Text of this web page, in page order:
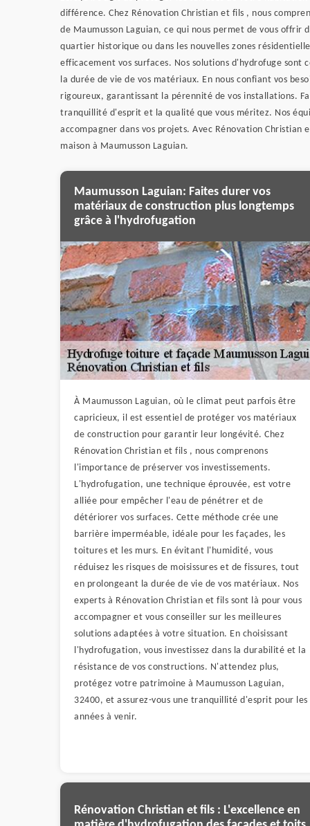
différence. Chez Rénovation Christian et fils , nous
de Maumusson Laguian, ce qui nous permet de vous offrir
quartier historique ou dans les nouvelles zones
efficacement vos surfaces. Nos solutions d'hydrofuge
la durée de vie de vos matériaux. En nous confiant vos
rigoureux, garantissant la pérennité de vos installations.
tranquillité d'esprit et la qualité que vous méritez. Nos
accompagner dans vos projets. Avec Rénovation
maison à Maumusson Laguian.
Maumusson Laguian: Faites durer vos
matériaux de construction plus longtemps
grâce à l'hydrofugation
À Maumusson Laguian, où le climat peut parfois être
capricieux, il est essentiel de protéger vos matériaux
de construction pour garantir leur longévité. Chez
Rénovation Christian et fils , nous comprenons
l'importance de préserver vos investissements.
L'hydrofugation, une technique éprouvée, est votre
alliée pour empêcher l'eau de pénétrer et de
détériorer vos surfaces. Cette méthode crée une
barrière imperméable, idéale pour les façades, les
toitures et les murs. En évitant l'humidité, vous
réduisez les risques de moisissures et de fissures, tout
en prolongeant la durée de vie de vos matériaux. Nos
experts à Rénovation Christian et fils sont là pour vous
accompagner et vous conseiller sur les meilleures
solutions adaptées à votre situation. En choisissant
l'hydrofugation, vous investissez dans la durabilité et la
résistance de vos constructions. N'attendez plus,
protégez votre patrimoine à Maumusson Laguian,
32400, et assurez-vous une tranquillité d'esprit pour les
années à venir.
Rénovation Christian et fils : L'excellence en